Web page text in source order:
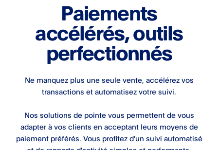
Paiements
accélérés, outils
perfectionnés
Ne manquez plus une seule vente, accélérez vos
transactions et automatisez votre suivi.
Nos solutions de pointe vous permettent de vous
adapter à vos clients en acceptant leurs moyens de
paiement préférés. Vous profitez d'un suivi automatisé